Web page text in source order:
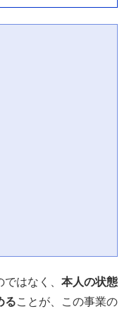
はなく、 本人の状態
ることが、この事業の